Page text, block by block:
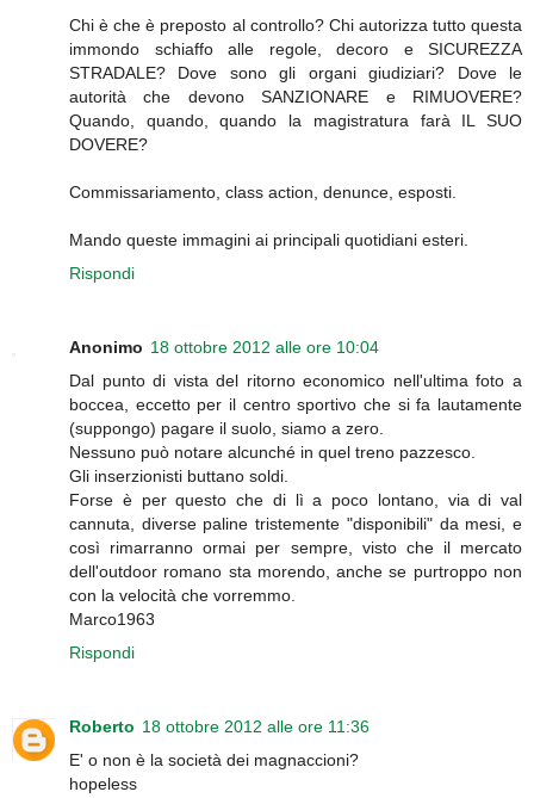
Chi è che è preposto al controllo? Chi autorizza tutto questa
immondo schiaffo alle regole, decoro e SICUREZZA
STRADALE? Dove sono gli organi giudiziari? Dove le
autorità che devono SANZIONARE e RIMUOVERE?
Quando, quando, quando la magistratura farà IL SUO
DOVERE?
Commissariamento, class action, denunce, esposti.
Mando queste immagini ai principali quotidiani esteri.
Rispondi
Anonimo 18 ottobre 2012 alle ore 10:04
Dal punto di vista del ritorno economico nell'ultima foto a
boccea, eccetto per il centro sportivo che si fa lautamente
(suppongo) pagare il suolo, siamo a zero.
Nessuno può notare alcunché in quel treno pazzesco.
Gli inserzionisti buttano soldi.
Forse è per questo che di lì a poco lontano, via di val
cannuta, diverse paline tristemente "disponibili" da mesi, e
così rimarranno ormai per sempre, visto che il mercato
dell'outdoor romano sta morendo, anche se purtroppo non
con la velocità che vorremmo.
Marco1963
Rispondi
Roberto 18 ottobre 2012 alle ore 11:36
E' o non è la società dei magnaccioni?
hopeless